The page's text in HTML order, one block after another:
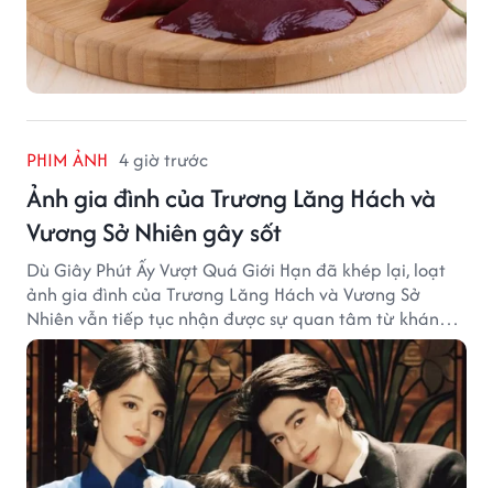
PHIM ẢNH 4 giờ trước
Ảnh gia đình của Trương Lăng Hách và
Vương Sở Nhiên gây sốt
Dù Giây Phút Ấy Vượt Quá Giới Hạn đã khép lại, loạt
ảnh gia đình của Trương Lăng Hách và Vương Sở
Nhiên vẫn tiếp tục nhận được sự quan tâm từ khán
giả.